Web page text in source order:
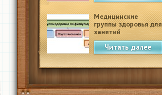
Медицинские
группы здоровья для
занятий
физкультурой в
школеЧитать далее